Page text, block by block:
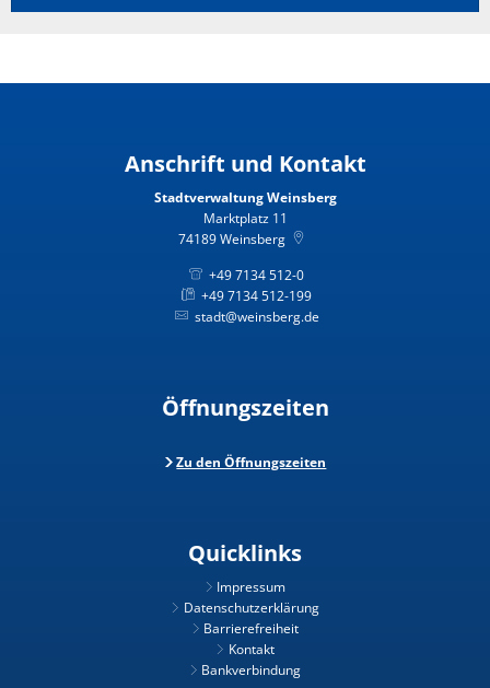
Anschrift und Kontakt
Stadtverwaltung Weinsberg
Marktplatz 11
74189Weinsberg
+49 7134 512-0
+49 7134 512-199
stadt@weinsberg.de
Öffnungszeiten
Zu den Öffnungszeiten
Quicklinks
Impressum
Datenschutzerklärung
Barrierefreiheit
Kontakt
Bankverbindung